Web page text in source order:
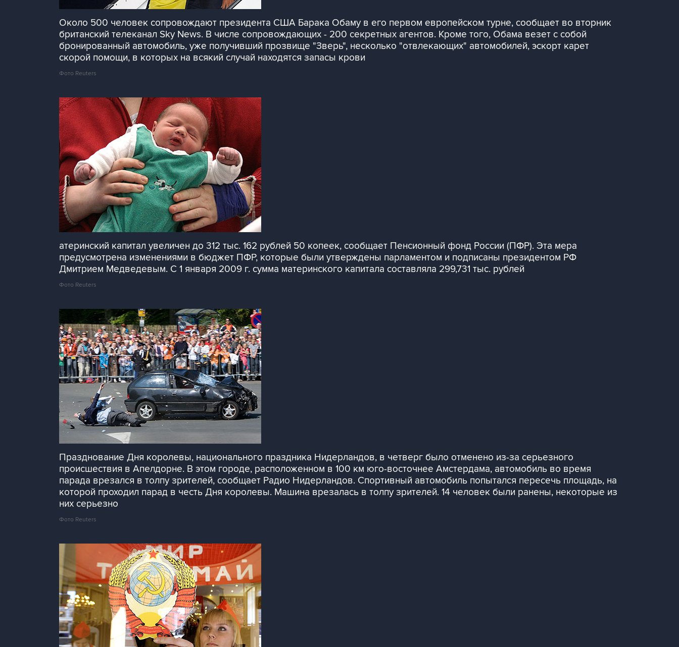
Около 500 человек сопровождают президента США Барака Обаму в его первом европейском турне, сообщает во вторник
британский телеканал Sky News. В числе сопровождающих - 200 секретных агентов. Кроме того, Обама везет с собой
бронированный автомобиль, уже получивший прозвище "Зверь", несколько "отвлекающих" автомобилей, эскорт карет
скорой помощи, в которых на всякий случай находятся запасы крови
Фото Reuters
атеринский капитал увеличен до 312 тыс. 162 рублей 50 копеек, сообщает Пенсионный фонд России (ПФР). Эта мера
предусмотрена изменениями в бюджет ПФР, которые были утверждены парламентом и подписаны президентом РФ
Дмитрием Медведевым. С 1 января 2009 г. сумма материнского капитала составляла 299,731 тыс. рублей
Фото Reuters
Празднование Дня королевы, национального праздника Нидерландов, в четверг было отменено из-за серьезного
происшествия в Апелдорне. В этом городе, расположенном в 100 км юго-восточнее Амстердама, автомобиль во время
парада врезался в толпу зрителей, сообщает Радио Нидерландов. Спортивный автомобиль попытался пересечь площадь, на
которой проходил парад в честь Дня королевы. Машина врезалась в толпу зрителей. 14 человек были ранены, некоторые из
них серьезно
Фото Reuters